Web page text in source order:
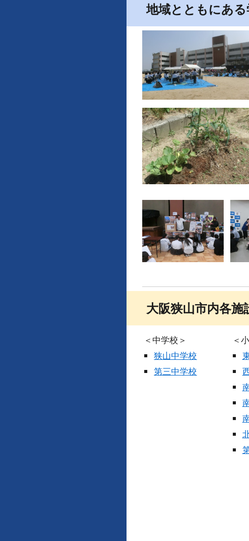
地域とともにあ
大阪狭山市内各施
＜ 中学校 ＞
狭山中学校
第三中学校
＜